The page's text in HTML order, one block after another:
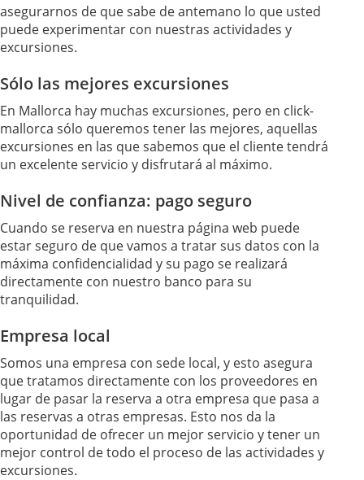
asegurarnos de que sabe de antemano lo que usted
puede experimentar con nuestras actividades y
excursiones.
Sólo las mejores excursiones
En Mallorca hay muchas excursiones, pero en click-
mallorca sólo queremos tener las mejores, aquellas
excursiones en las que sabemos que el cliente tendrá
un excelente servicio y disfrutará al máximo.
Nivel de confianza: pago seguro
Cuando se reserva en nuestra página web puede
estar seguro de que vamos a tratar sus datos con la
máxima confidencialidad y su pago se realizará
directamente con nuestro banco para su
tranquilidad.
Empresa local
Somos una empresa con sede local, y esto asegura
que tratamos directamente con los proveedores en
lugar de pasar la reserva a otra empresa que pasa a
las reservas a otras empresas. Esto nos da la
oportunidad de ofrecer un mejor servicio y tener un
mejor control de todo el proceso de las actividades y
excursiones.